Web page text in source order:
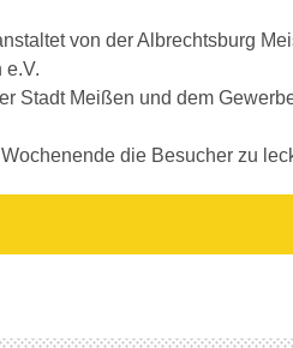
von der Albrechtsburg
e.V.
Stadt Meißen und dem
die Besucher zu